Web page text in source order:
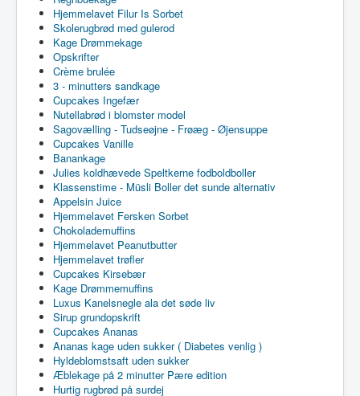
Hjemmelavet Filur Is Sorbet
Skolerugbrød med gulerod
Kage Drømmekage
Opskrifter
Crème brulée
3 - minutters sandkage
Cupcakes Ingefær
Nutellabrød i blomster model
Sagovælling - Tudseøjne - Frøæg - Øjensuppe
Cupcakes Vanille
Banankage
Julies koldhævede Speltkerne fodboldboller
Klassenstime - Müsli Boller det sunde alternativ
Appelsin Juice
Hjemmelavet Fersken Sorbet
Chokolademuffins
Hjemmelavet Peanutbutter
Hjemmelavet trøfler
Cupcakes Kirsebær
Kage Drømmemuffins
Luxus Kanelsnegle ala det søde liv
Sirup grundopskrift
Cupcakes Ananas
Ananas kage uden sukker ( Diabetes venlig )
Hyldeblomstsaft uden sukker
Æblekage på 2 minutter Pære edition
Hurtig rugbrød på surdej